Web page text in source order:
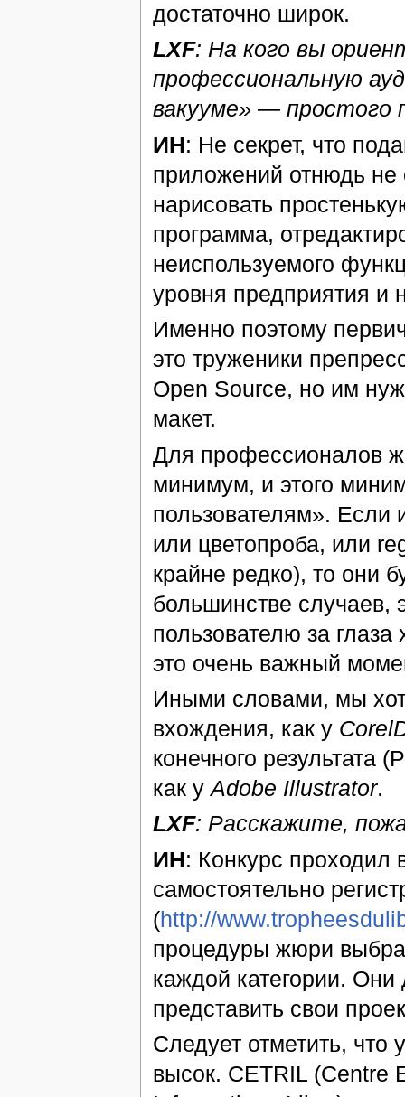
достаточно широк.
LXF: На кого вы
профессиональную
вакууме» — простого
ИН: Не секрет, что
приложений отнюдь
нарисовать
программа,
неиспользуемого
уровня предприятия и
Именно поэтому
это труженики
Open Source, но им
макет.
Для профессионалов
минимум, и этого
пользователям». Если
или цветопроба, или
крайне редко), то они
большинстве случаев,
пользователю за глаза
это очень важный
Иными словами, мы
вхождения, как у
конечного результата
как уAdobe Illustrator.
LXF: Расскажите,
ИН: Конкурс проходил
самостоятельно
(http://
процедуры жюри
каждой категории.
представить свои
Следует отметить, что
высок. CETRIL (Centre